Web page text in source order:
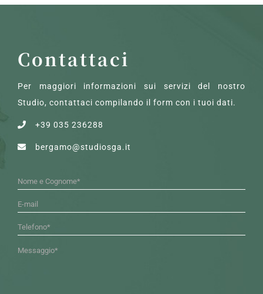
Contattaci
Per maggiori informazioni sui servizi del nostro
Studio, contattaci compilando il form con i tuoi dati.
+39 035 236288
bergamo@studiosga.it